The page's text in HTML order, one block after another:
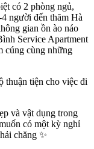
có 2 phòng ngủ,
người đến thăm Hà
gian ồn ào náo
Service Apartment
cúng cùng những
thuận tiện cho việc đi
và vật dụng trong
có một kỳ nghỉ
chăng ✨